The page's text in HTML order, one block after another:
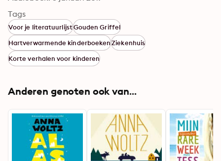
Tags
Voor je literatuurlijstGouden Griffel
Hartverwarmende kinderboekenZiekenhuis
Korte verhalen voor kinderen
Anderen genoten ook van...